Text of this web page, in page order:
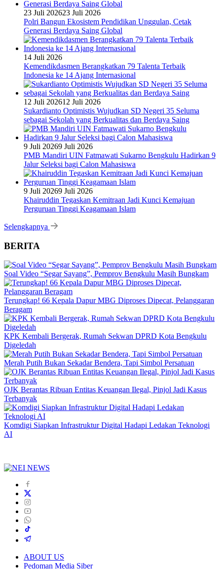
23 Juli 202623 Juli 2026
Polri Bangun Ekosistem Pendidikan Unggulan, Cetak
Generasi Berdaya Saing Global
14 Juli 2026
Kemendikdasmen Berangkatkan 79 Talenta Terbaik
Indonesia ke 14 Ajang Internasional
12 Juli 202612 Juli 2026
Sukardianto Optimistis Wujudkan SD Negeri 35 Seluma
sebagai Sekolah yang Berkualitas dan Berdaya Saing
9 Juli 20269 Juli 2026
PMB Mandiri UIN Fatmawati Sukarno Bengkulu Hadirkan 9
Jalur Seleksi bagi Calon Mahasiswa
9 Juli 20269 Juli 2026
Khairuddin Tegaskan Kemitraan Jadi Kunci Kemajuan
Perguruan Tinggi Keagamaan Islam
Selengkapnya
BERITA
Soal Video “Segar Sayang”, Pemprov Bengkulu Masih Bungkam
Terungkap! 66 Kepala Dapur MBG Diproses Dipecat, Pelanggaran
Beragam
KPK Kembali Bergerak, Rumah Sekwan DPRD Kota Bengkulu
Digeledah
Merah Putih Bukan Sekadar Bendera, Tapi Simbol Persatuan
OJK Berantas Ribuan Entitas Keuangan Ilegal, Pinjol Jadi Kasus
Terbanyak
Komdigi Siapkan Infrastruktur Digital Hadapi Ledakan Teknologi
AI
ABOUT US
Pedoman Media Siber